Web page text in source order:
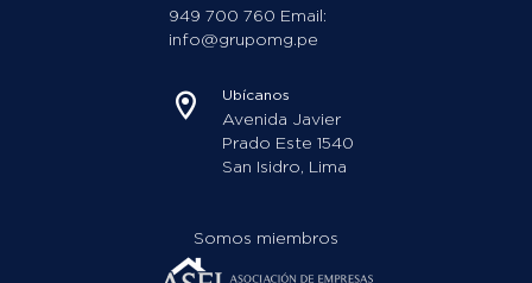
949 700 760 Email:
info@grupomg.pe
Ubícanos
Avenida Javier
Prado Este 1540
San Isidro, Lima
Somos miembros